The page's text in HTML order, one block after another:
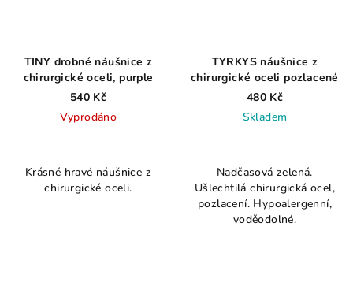
TINY drobné náušnice z
chirurgické oceli, purple
540 Kč
Vyprodáno
Krásné hravé náušnice z
chirurgické oceli.
TYRKYS náušnice z
chirurgické oceli pozlacené
480 Kč
Skladem
produktu
je
4,7
z
Nadčasová zelená.
Ušlechtilá chirurgická ocel,
pozlacení. Hypoalergenní,
voděodolné.